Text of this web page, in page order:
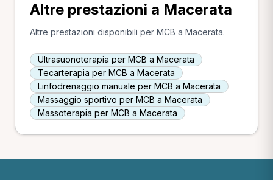
Altre prestazioni a Macerata
Altre prestazioni disponibili per MCB a Macerata.
Ultrasuonoterapia per MCB a Macerata
Tecarterapia per MCB a Macerata
Linfodrenaggio manuale per MCB a Macerata
Massaggio sportivo per MCB a Macerata
Massoterapia per MCB a Macerata